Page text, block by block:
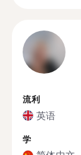
流利
英语
学